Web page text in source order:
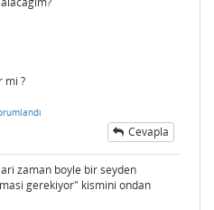
mi ?
Cevapla
zaman boyle bir seyden
gerekiyor" kismini ondan